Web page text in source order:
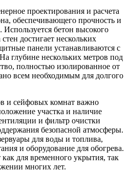
проектирования и расчета
обеспечивающего прочность и
бетон высокого
достигает нескольких
панели устанавливаются с
глубине нескольких метров под
полностью изолированное от
всем необходимым для долгого
и сейфовых комнат важно
участка и наличие
и фильтр очистки
безопасной атмосферы.
для воды и топлива,
и оборудование для обогрева.
для временного укрытия, так
многих лет.